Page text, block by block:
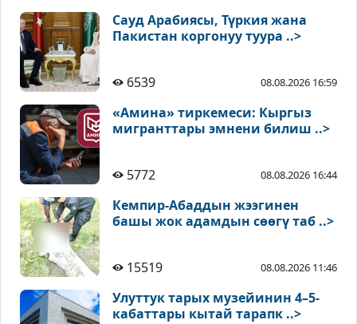
Сауд Арабиясы, Түркия жана
Пакистан коргонуу туура ..>
6539 08.08.2026 16:59
«Амина» тиркемеси: Кыргыз
мигранттары эмнени билиш ..>
5772 08.08.2026 16:44
Кемпир-Абаддын жээгинен
башы жок адамдын сөөгү таб ..>
15519 08.08.2026 11:46
Улуттук тарых музейинин 4–5-
кабаттары кытай тарапк ..>